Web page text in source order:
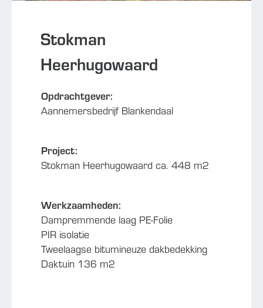
Stokman
Heerhugowaard
Opdrachtgever:
Aannemersbedrijf Blankendaal
Project:
Stokman Heerhugowaard ca. 448 m2
Werkzaamheden:
Dampremmende laag PE-Folie
PIR isolatie
Tweelaagse bitumineuze dakbedekking
Daktuin 136 m2